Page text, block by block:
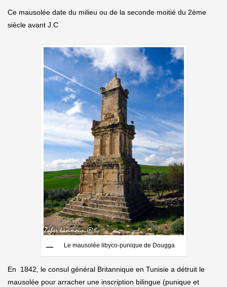
Ce mausolée date du milieu ou de la seconde moitié du 2ème
siècle avant J.C
Le mausolée libyco-punique de Dougga
En 1842, le consul général Britannique en Tunisie a détruit le
mausolée pour arracher une inscription bilingue (punique et